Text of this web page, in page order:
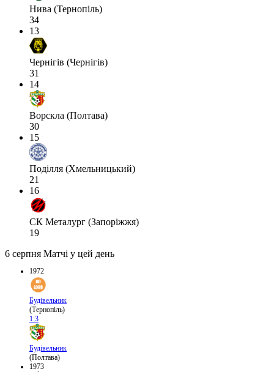
Нива (Тернопіль)
34
13
Чернігів (Чернігів)
31
14
Ворскла (Полтава)
30
15
Поділля (Хмельницький)
21
16
СК Металург (Запоріжжя)
19
6 серпня Матчі у цей день
1972
Будівельник
(Тернопіль)
1:3
Будівельник
(Полтава)
1973